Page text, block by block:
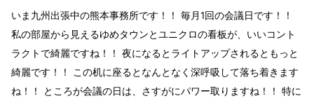
いま九州出張中の熊本事務所です！！ 毎月1回の会議日です！！
私の部屋から見えるゆめタウンとユニクロの看板が、いいコント
ラクトで綺麗ですね！！ 夜になるとライトアップされるともっと
綺麗です！！ この机に座るとなんとなく深呼吸して落ち着きます
ね！！ ところが会議の日は、さすがにパワー取りますね！！ 特に